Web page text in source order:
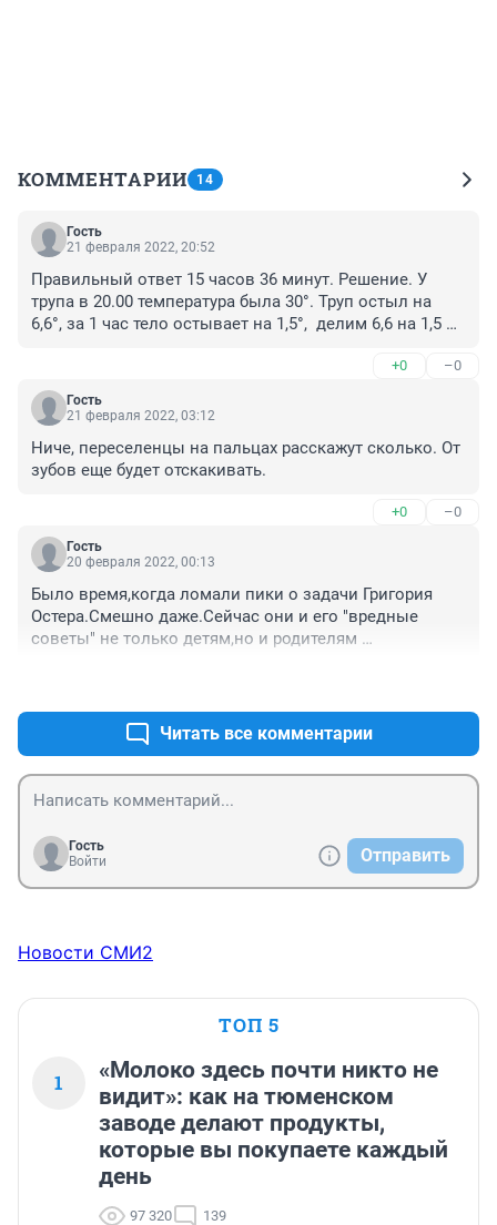
КОММЕНТАРИИ 14
Гость
21 февраля 2022, 20:52
Правильный ответ 15 часов 36 минут. Решение. У
трупа в 20.00 температура была 30°. Труп остыл на
6,6°, за 1 час тело остывает на 1,5°,  делим 6,6 на 1,5
+0 –0
Гость
21 февраля 2022, 03:12
Ниче, переселенцы на пальцах расскажут сколько. От
зубов еще будет отскакивать.
+0 –0
Гость
20 февраля 2022, 00:13
Было время,когда ломали пики о задачи Григория
Остера.Смешно даже.Сейчас они и его "вредные
советы" не только детям,но и родителям
Читать все комментарии
Гость
Войти
Отправить
Новости СМИ2
ТОП 5
1
«Молоко здесь почти никто не
видит»: как на тюменском
заводе делают продукты,
которые вы покупаете каждый
день
97 320 139